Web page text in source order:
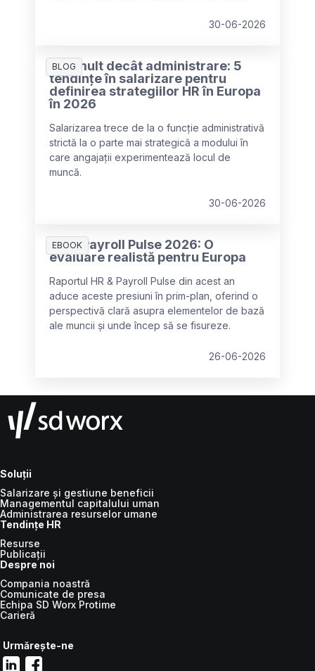
30-06-2026
BLOG
Mai mult decât administrare: 5
tendințe în salarizare pentru
definirea strategiilor HR în Europa
în 2026
Salarizarea trece de la o funcție administrativă
strictă la o parte mai strategică a modului în
care angajații experimentează locul de
muncă.
30-06-2026
EBOOK
HR & Payroll Pulse 2026: O
evaluare realistă pentru Europa
Raportul HR & Payroll Pulse din acest an
aduce aceste presiuni în prim-plan, oferind o
perspectivă clară asupra elementelor de bază
ale muncii și unde încep să se fisureze.
26-06-2026
Soluții
Salarizare și gestiune beneficii
Managementul capitalului uman
Administrarea resurselor umane
Tendințe HR
Resurse
Publicații
Despre noi
Compania noastră
Comunicate de presa
Echipa SD Worx Protime
Carieră
Urmărește-ne